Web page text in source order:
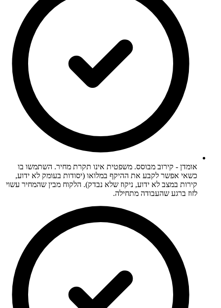
אומדן - קירוב מבוסס. משפטית אינו תקרת מחיר. השתמשו בו
כשאי אפשר לקבע את ההיקף במלואו (יסודות בעומק לא ידוע,
קירות במצב לא ידוע, ניקוז שלא נבדק). הלקוח מבין שהמחיר עשוי
לזוז ברגע שהעבודה מתחילה.